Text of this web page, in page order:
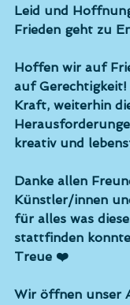
Leid und
Frieden geht zu
Hoffen wir auf
auf
Kraft, weiterhin
kreativ und
Danke allen
Künstler/innen
für alles was
stattfinden
Treue ❤️
Wir öffnen unser